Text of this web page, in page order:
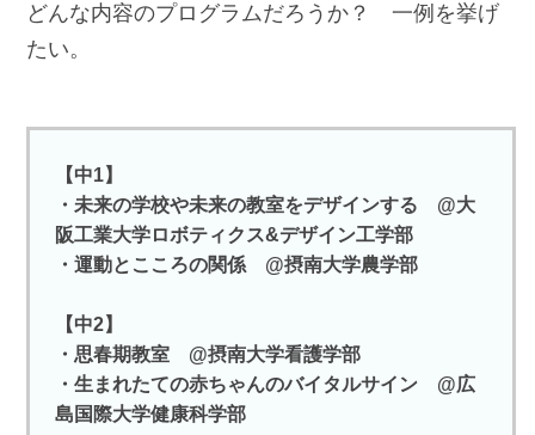
どんな内容のプログラムだろうか？ 一例を挙げ
たい。
【中1】
・未来の学校や未来の教室をデザインする @大
阪工業大学ロボティクス&デザイン工学部
・運動とこころの関係 @摂南大学農学部
【中2】
・思春期教室 @摂南大学看護学部
・生まれたての赤ちゃんのバイタルサイン @広
島国際大学健康科学部